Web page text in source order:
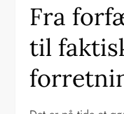
Fra
til